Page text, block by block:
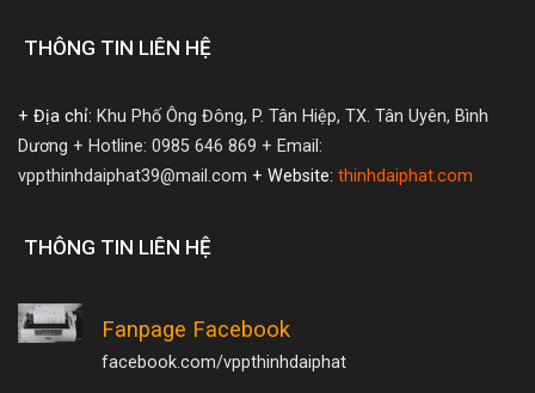
THÔNG TIN LIÊN HỆ
+ Địa chỉ: Khu Phố Ông Đông, P. Tân Hiệp, TX. Tân Uyên, Bình
Dương + Hotline: 0985 646 869 + Email:
vppthinhdaiphat39@mail.com + Website: thinhdaiphat.com
THÔNG TIN LIÊN HỆ
Fanpage Facebook
facebook.com/vppthinhdaiphat